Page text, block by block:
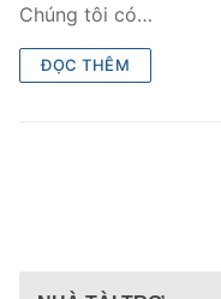
Chúng tôi có…
ĐỌC THÊM